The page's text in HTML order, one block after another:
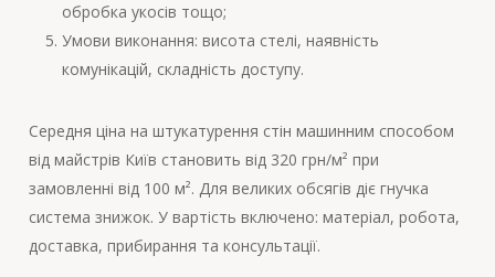
обробка укосів тощо;
Умови виконання: висота стелі, наявність
комунікацій, складність доступу.
Середня ціна на штукатурення стін машинним способом
від майстрів Київ становить від 320 грн/м² при
замовленні від 100 м². Для великих обсягів діє гнучка
система знижок. У вартість включено: матеріал, робота,
доставка, прибирання та консультації.